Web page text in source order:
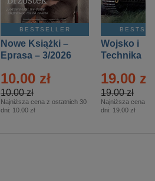
BESTSELLER
Nowe Książki –
Eprasa – 3/2026
10.00 zł
10.00 zł
Najniższa cena z ostatnich 30
dni: 10.00 zł
Wojsko i
Technika
– 2/2026
19.00 zł
19.00 zł
Najniższa cena z
dni: 19.00 zł